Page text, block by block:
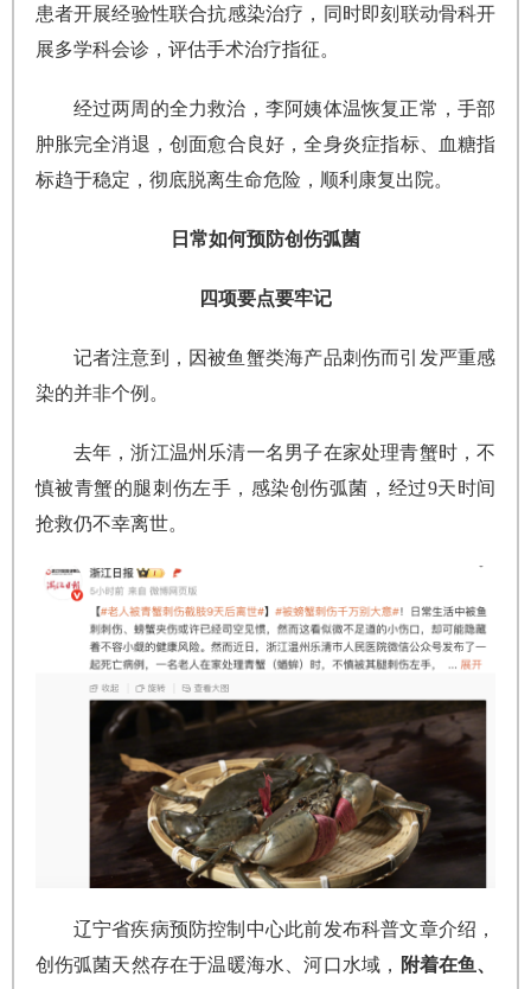
患者开展经验性联合抗感染治疗，同时即刻联动骨科开
展多学科会诊，评估手术治疗指征。
经过两周的全力救治，李阿姨体温恢复正常，手部
肿胀完全消退，创面愈合良好，全身炎症指标、血糖指
标趋于稳定，彻底脱离生命危险，顺利康复出院。
日常如何预防创伤弧菌
四项要点要牢记
记者注意到，因被鱼蟹类海产品刺伤而引发严重感
染的并非个例。
去年，浙江温州乐清一名男子在家处理青蟹时，不
慎被青蟹的腿刺伤左手，感染创伤弧菌，经过9天时间
抢救仍不幸离世。
辽宁省疾病预防控制中心此前发布科普文章介绍，
创伤弧菌天然存在于温暖海水、河口水域， 附着在鱼、